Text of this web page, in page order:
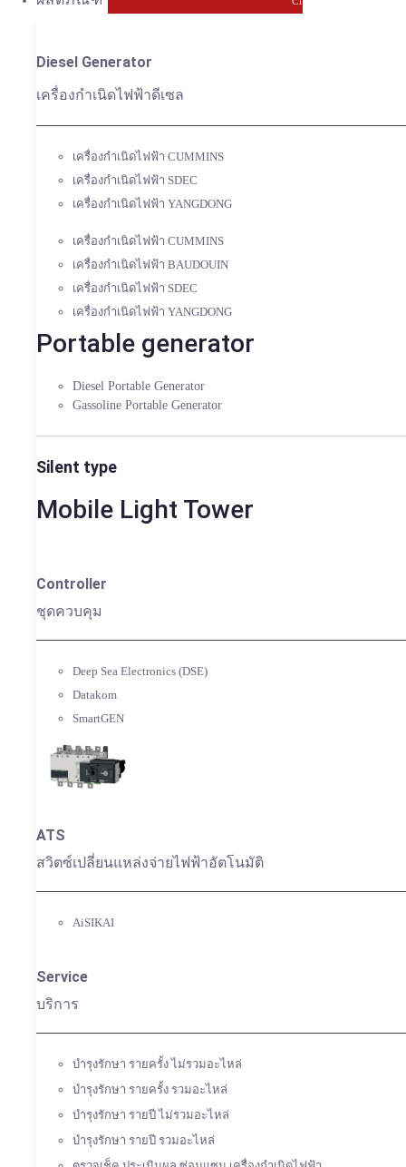
Diesel Generator
เครื่องกำเนิดไฟฟ้าดีเซล
เครื่องกำเนิดไฟฟ้า CUMMINS
เครื่องกำเนิดไฟฟ้า SDEC
เครื่องกำเนิดไฟฟ้า YANGDONG
เครื่องกำเนิดไฟฟ้า CUMMINS
เครื่องกำเนิดไฟฟ้า BAUDOUIN
เครื่องกำเนิดไฟฟ้า SDEC
เครื่องกำเนิดไฟฟ้า YANGDONG
Portable generator
Diesel Portable Generator
Gassoline Portable Generator
Silent type
Mobile Light Tower
Controller
ชุดควบคุม
Deep Sea Electronics (DSE)
Datakom
SmartGEN
ATS
สวิตซ์เปลี่ยนแหล่งจ่ายไฟฟ้าอัตโนมัติ
AiSIKAI
Service
บริการ
บำรุงรักษา รายครั้ง ไม่รวมอะไหล่
บำรุงรักษา รายครั้ง รวมอะไหล่
บำรุงรักษา รายปี ไม่รวมอะไหล่
บำรุงรักษา รายปี รวมอะไหล่